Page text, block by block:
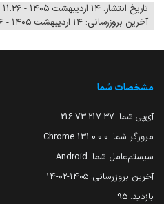
تاریخ انتشار: ۱۴ اردیبهشت ۱۴۰۵ - ۱۱:۲۶
آخرین بروزرسانی: ۱۴ اردیبهشت ۱۴۰۵ - ۱۲:۲۶
مشخصات شما
آی‌پی شما: 216.73.217.37
مرورگر شما: 131.0.0.0 Chrome
سیستم‌عامل شما: Android
آخرین بروزرسانی: ۱۴۰۵-۰۲-۱۴
بازدید: 95